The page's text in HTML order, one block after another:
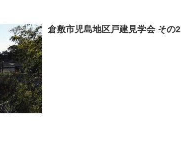
倉敷市児島地区戸建見学会 その2